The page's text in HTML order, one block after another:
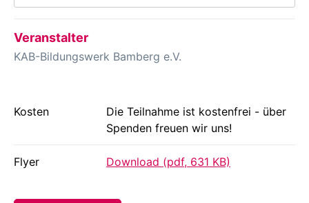
Veranstalter
KAB-Bildungswerk Bamberg e.V.
Kosten
Die Teilnahme ist kostenfrei - über
Spenden freuen wir uns!
Flyer Download (pdf, 631 KB)